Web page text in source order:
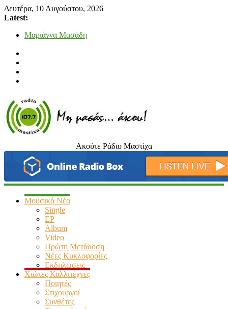
Δευτέρα, 10 Αυγούστου, 2026
Latest:
Μαριάννα Μασάδη
radiomastixa.gr
μασάς…
Ακούτε Ράδιο Μαστίχα
Μουσικά Νέα
Single
EP
Album
Video
Πρώτη Μετάδοση
Νέες Κυκλοφορίες
Εκδηλώσεις
Χιώτες Καλλιτέχνες
Ποιητές
Στιχουργοί
Συνθέτες